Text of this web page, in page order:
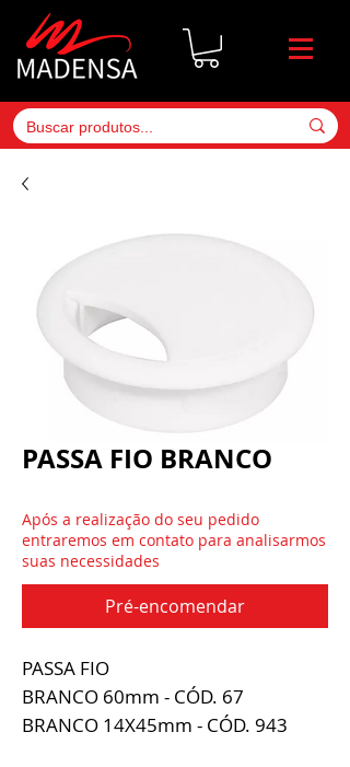
PASSA FIO BRANCO
Após a realização do seu pedido
entraremos em contato para analisarmos
suas necessidades
Pré-encomendar
PASSA FIO
BRANCO 60mm - CÓD. 67
BRANCO 14X45mm - CÓD. 943